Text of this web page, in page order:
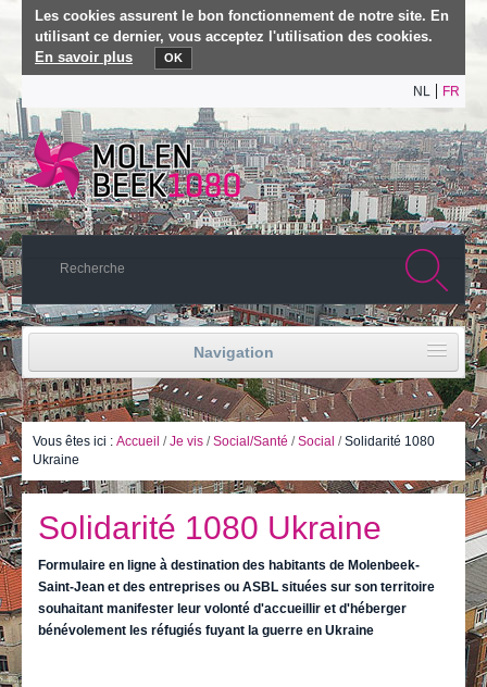
Les cookies assurent le bon fonctionnement de notre site. En
utilisant ce dernier, vous acceptez l'utilisation des cookies.
En savoir plus
OK
NL FR
Navigation
Accueil
Vie politique
Je vis
Je visite
Publications
Actualités
Vous êtes ici : Accueil /Je vis /Social/Santé /Social /Solidarité 1080
Ukraine
Solidarité 1080 Ukraine
Formulaire en ligne à destination des habitants de Molenbeek-
Saint-Jean et des entreprises ou ASBL situées sur son territoire
souhaitant manifester leur volonté d'accueillir et d'héberger
bénévolement les réfugiés fuyant la guerre en Ukraine